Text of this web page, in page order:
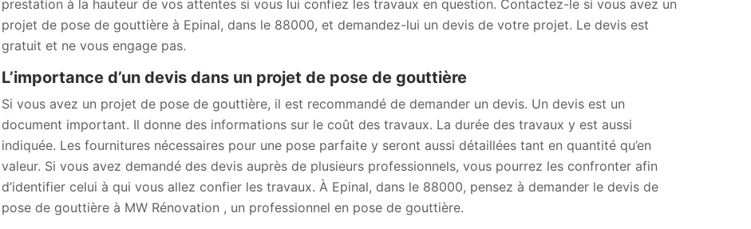
prestation à la hauteur de vos attentes si vous lui confiez les travaux en question. Contactez-le si vous avez un
projet de pose de gouttière à Epinal, dans le 88000, et demandez-lui un devis de votre projet. Le devis est
gratuit et ne vous engage pas.
L’importance d’un devis dans un projet de pose de gouttière
Si vous avez un projet de pose de gouttière, il est recommandé de demander un devis. Un devis est un
document important. Il donne des informations sur le coût des travaux. La durée des travaux y est aussi
indiquée. Les fournitures nécessaires pour une pose parfaite y seront aussi détaillées tant en quantité qu’en
valeur. Si vous avez demandé des devis auprès de plusieurs professionnels, vous pourrez les confronter afin
d’identifier celui à qui vous allez confier les travaux. À Epinal, dans le 88000, pensez à demander le devis de
pose de gouttière à MW Rénovation , un professionnel en pose de gouttière.